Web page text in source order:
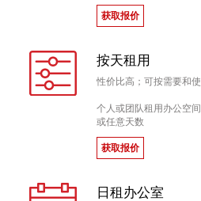
获取报价
按天租用
性价比高；可按需要和
个人或团队租用办公空
或任意天数
获取报价
日租办公室